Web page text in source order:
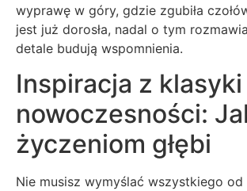
wyprawę w góry, gdzie zgubiła
jest już dorosła, nadal o tym
detale budują wspomnienia.
Inspiracja z klasyki
nowoczesności:
życzeniom głębi
Nie musisz wymyślać wszystkiego od